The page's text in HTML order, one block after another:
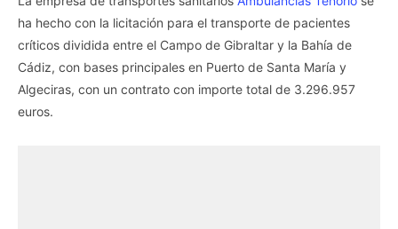
ha hecho con la licitación para el transporte de pacientes
críticos dividida entre el Campo de Gibraltar y la Bahía de
Cádiz, con bases principales en Puerto de Santa María y
Algeciras, con un contrato con importe total de 3.296.957
euros.